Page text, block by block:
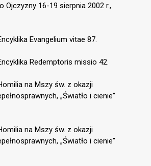
Ojczyzny 16-19 sierpnia 2002 r.,
Evangelium vitae 87.
Redemptoris missio 42.
na Mszy św. z okazji
„Światło i cienie”
na Mszy św. z okazji
„Światło i cienie”